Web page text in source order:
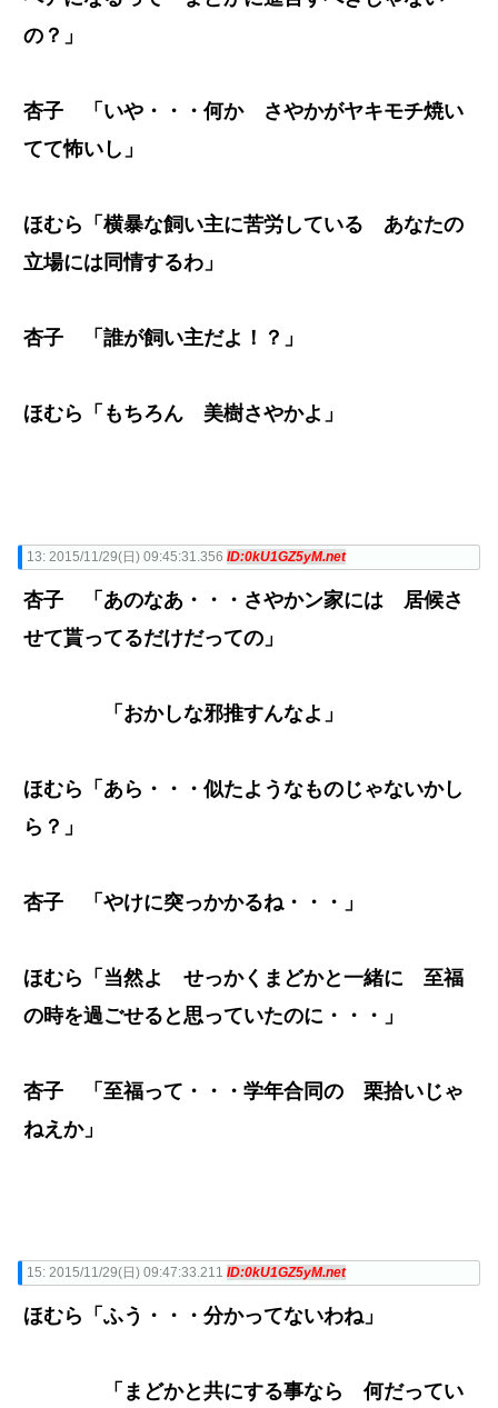
の？」
杏子 「いや・・・何か さやかがヤキモチ焼い
てて怖いし」
ほむら「横暴な飼い主に苦労している あなたの
立場には同情するわ」
杏子 「誰が飼い主だよ！？」
ほむら「もちろん 美樹さやかよ」
13: 2015/11/29(日) 09:45:31.356 ID:0kU1GZ5yM.net
杏子 「あのなあ・・・さやかン家には 居候さ
せて貰ってるだけだっての」
「おかしな邪推すんなよ」
ほむら「あら・・・似たようなものじゃないかし
ら？」
杏子 「やけに突っかかるね・・・」
ほむら「当然よ せっかくまどかと一緒に 至福
の時を過ごせると思っていたのに・・・」
杏子 「至福って・・・学年合同の 栗拾いじゃ
ねえか」
15: 2015/11/29(日) 09:47:33.211 ID:0kU1GZ5yM.net
ほむら「ふう・・・分かってないわね」
「まどかと共にする事なら 何だってい